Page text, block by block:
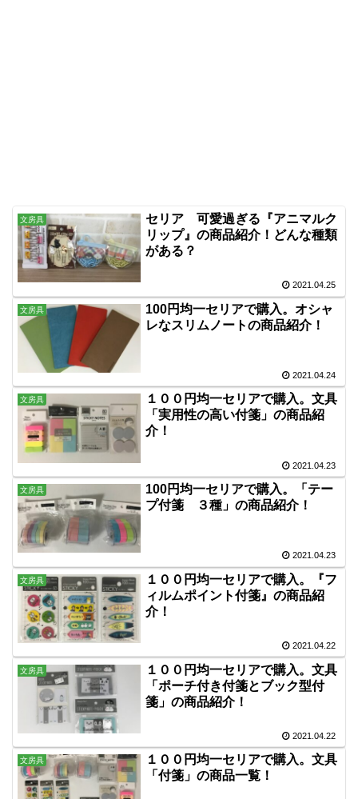
文房具
セリア 可愛過ぎる『アニマルク
リップ』の商品紹介！どんな種類
がある？
2021.04.25
文房具
100円均一セリアで購入。オシャ
レなスリムノートの商品紹介！
2021.04.24
文房具
１００円均一セリアで購入。文具
「実用性の高い付箋」の商品紹
介！
2021.04.23
文房具
100円均一セリアで購入。「テー
プ付箋 ３種」の商品紹介！
2021.04.23
文房具
１００円均一セリアで購入。『フ
ィルムポイント付箋』の商品紹
介！
2021.04.22
文房具
１００円均一セリアで購入。文具
「ポーチ付き付箋とブック型付
箋」の商品紹介！
2021.04.22
文房具
１００円均一セリアで購入。文具
「付箋」の商品一覧！